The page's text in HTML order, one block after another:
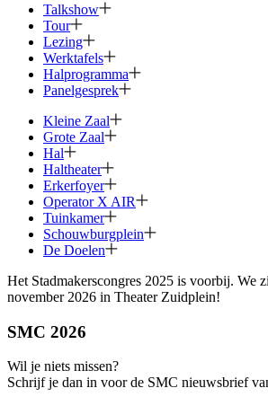
Talkshow
Tour
Lezing
Werktafels
Halprogramma
Panelgesprek
Kleine Zaal
Grote Zaal
Hal
Haltheater
Erkerfoyer
Operator X AIR
Tuinkamer
Schouwburg­plein
De Doelen
Het Stadmakerscongres 2025 is voorbij. We
november 2026 in Theater Zuidplein!
SMC 2026
Wil je niets missen?
Schrijf je dan in voor de SMC nieuwsbrief